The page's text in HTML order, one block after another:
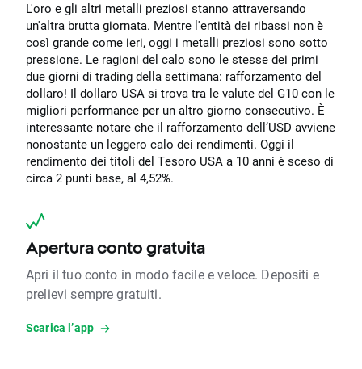
L'oro e gli altri metalli preziosi stanno attraversando
un'altra brutta giornata. Mentre l'entità dei ribassi non è
così grande come ieri, oggi i metalli preziosi sono sotto
pressione. Le ragioni del calo sono le stesse dei primi
due giorni di trading della settimana: rafforzamento del
dollaro! Il dollaro USA si trova tra le valute del G10 con le
migliori performance per un altro giorno consecutivo. È
interessante notare che il rafforzamento dell’USD avviene
nonostante un leggero calo dei rendimenti. Oggi il
rendimento dei titoli del Tesoro USA a 10 anni è sceso di
circa 2 punti base, al 4,52%.
Apertura conto gratuita
Apri il tuo conto in modo facile e veloce. Depositi e
prelievi sempre gratuiti.
Scarica l’app